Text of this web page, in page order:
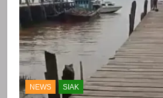
NEWS SIAK